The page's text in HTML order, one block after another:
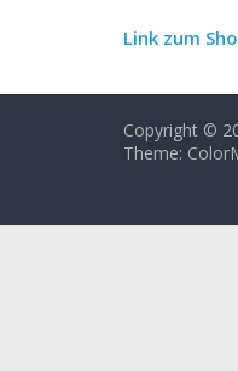
Link zum
Copyright ©
Theme: